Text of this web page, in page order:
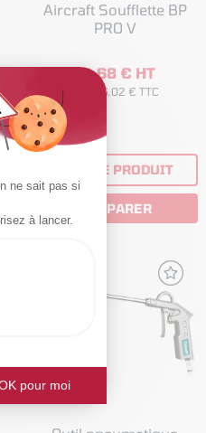
Aircraft Soufflette BP
PRO V
21,68 € HT
Soit 26,02 € TTC
VOIR LE PRODUIT
COMPARER